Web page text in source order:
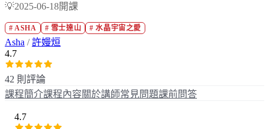
💡2025-06-18開課
#ASHA # 雪士達山 #水晶宇宙之愛
Asha /許嫚烜
4.7
42 則評論
課程簡介課程內容關於講師常見問題課前問答
4.7